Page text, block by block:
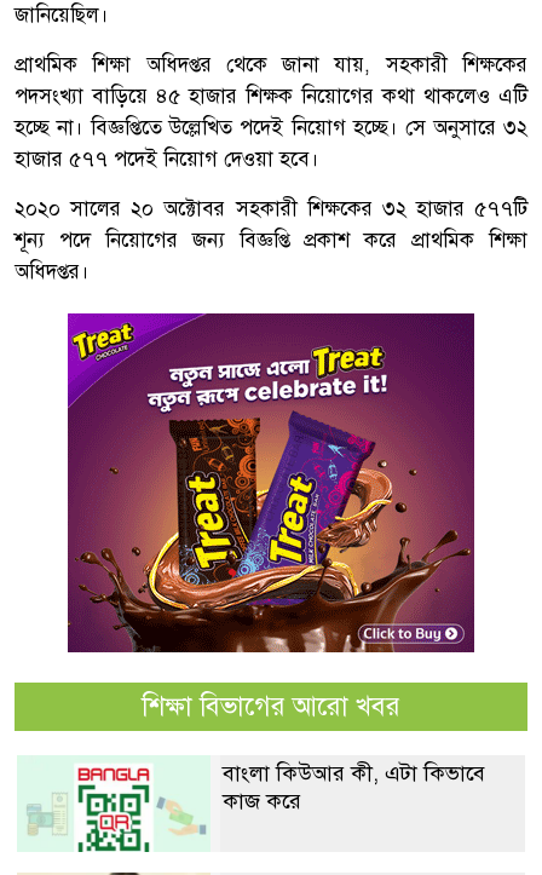
জানিয়েছিল।
প্রাথমিক শিক্ষা অধিদপ্তর থেকে জানা যায়, সহকারী শিক্ষকের
পদসংখ্যা বাড়িয়ে ৪৫ হাজার শিক্ষক নিয়োগের কথা থাকলেও এটি
হচ্ছে না। বিজ্ঞপ্তিতে উল্লেখিত পদেই নিয়োগ হচ্ছে। সে অনুসারে ৩২
হাজার ৫৭৭ পদেই নিয়োগ দেওয়া হবে।
২০২০ সালের ২০ অক্টোবর সহকারী শিক্ষকের ৩২ হাজার ৫৭৭টি
শূন্য পদে নিয়োগের জন্য বিজ্ঞপ্তি প্রকাশ করে প্রাথমিক শিক্ষা
অধিদপ্তর।
শিক্ষা বিভাগের আরো খবর
বাংলা কিউআর কী, এটা কিভাবে
কাজ করে